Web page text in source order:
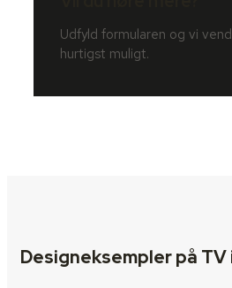
Udfyld formularen og vi
hurtigst muligt.
Designeksempler på TV